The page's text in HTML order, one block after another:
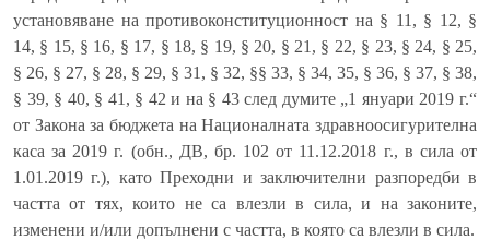
установяване на противоконституционност на § 11, § 12, §
14, § 15, § 16, § 17, § 18, § 19, § 20, § 21, § 22, § 23, § 24, § 25,
§ 26, § 27, § 28, § 29, § 31, § 32, §§ 33, § 34, 35, § 36, § 37, § 38,
§ 39, § 40, § 41, § 42 и на § 43 след думите „1 януари 2019 г.“
от Закона за бюджета на Националната здравноосигурителна
каса за 2019 г. (обн., ДВ, бр. 102 от 11.12.2018 г., в сила от
1.01.2019 г.), като Преходни и заключителни разпоредби в
частта от тях, които не са влезли в сила, и на законите,
изменени и/или допълнени с частта, в която са влезли в сила.